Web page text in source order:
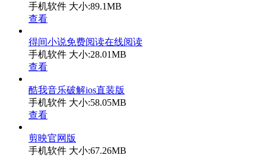
手机软件 大小:89.1MB
查看
得间小说免费阅读在线阅读
手机软件 大小:28.01MB
查看
酷我音乐破解ios直装版
手机软件 大小:58.05MB
查看
剪映官网版
手机软件 大小:67.26MB